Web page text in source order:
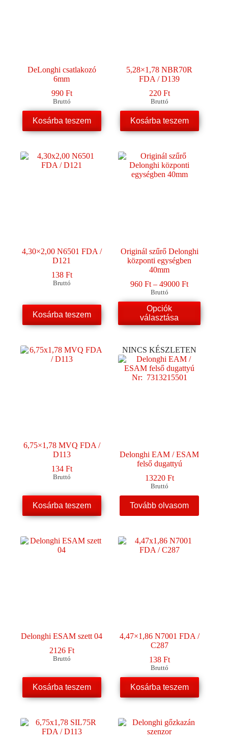
DeLonghi csatlakozó
6mm
990 Ft
Bruttó
Kosárba teszem
5,28×1,78 NBR70R
FDA / D139
220 Ft
Bruttó
Kosárba teszem
4,30×2,00 N6501 FDA /
D121
138 Ft
Bruttó
Kosárba teszem
Originál szűrő Delonghi
központi egységben
40mm
960Ft – 49000Ft
-
Bruttó
Opciók
választása
Ennek
a
terméknek
van.
A
változatok
a
6,75×1,78 MVQ FDA /
D113
134 Ft
Bruttó
Kosárba teszem
NINCS KÉSZLETEN
Delonghi EAM / ESAM
felső dugattyú
13220 Ft
Bruttó
Tovább olvasom
Delonghi ESAM szett 04
2126 Ft
Bruttó
Kosárba teszem
4,47×1,86 N7001 FDA /
C287
138 Ft
Bruttó
Kosárba teszem